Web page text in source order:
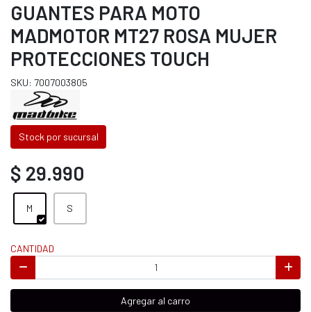
GUANTES PARA MOTO
MADMOTOR MT27 ROSA MUJER
PROTECCIONES TOUCH
SKU: 7007003805
Stock por sucursal
$ 29.990
M S
CANTIDAD
Agregar al carro